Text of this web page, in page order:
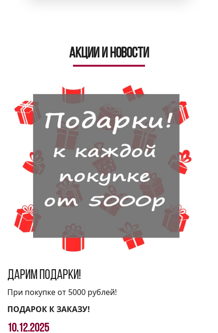
Акции и новости
Дарим подарки!
При покупке от 5000 рублей!
ПОДАРОК К ЗАКАЗУ!
10.12.2025